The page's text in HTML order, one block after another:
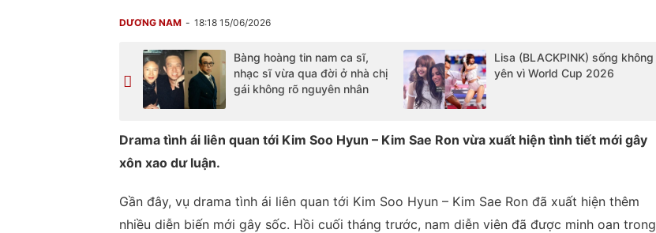
DƯƠNG NAM 18:18 15/06/2026
Bàng hoàng tin nam ca sĩ,
nhạc sĩ vừa qua đời ở nhà chị
gái không rõ nguyên nhân
Lisa (BLACKPINK) sống không
yên vì World Cup 2026
Drama tình ái liên quan tới Kim Soo Hyun – Kim Sae Ron vừa xuất hiện tình tiết mới gây
xôn xao dư luận.
Gần đây, vụ drama tình ái liên quan tới Kim Soo Hyun – Kim Sae Ron đã xuất hiện thêm
nhiều diễn biến mới gây sốc. Hồi cuối tháng trước, nam diễn viên đã được minh oan trong